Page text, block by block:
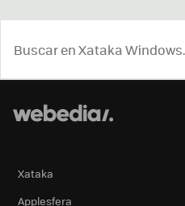
Xataka
Applesfera